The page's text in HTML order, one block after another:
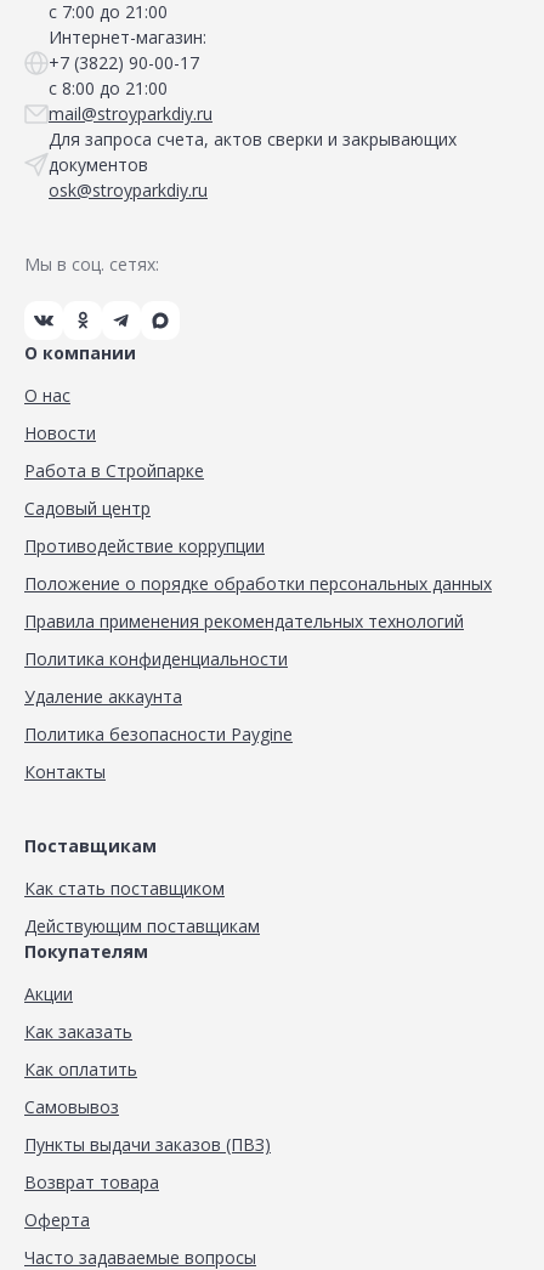
с 7:00 до 21:00
Интернет-магазин:
+7 (3822) 90-00-17
с 8:00 до 21:00
mail@stroyparkdiy.ru
Для запроса счета, актов сверки и закрывающих
документов
osk@stroyparkdiy.ru
Мы в соц. сетях:
О компании
О нас
Новости
Работа в Стройпарке
Садовый центр
Противодействие коррупции
Положение о порядке обработки персональных данных
Правила применения рекомендательных технологий
Политика конфиденциальности
Удаление аккаунта
Политика безопасности Paygine
Контакты
Поставщикам
Как стать поставщиком
Действующим поставщикам
Покупателям
Акции
Как заказать
Как оплатить
Самовывоз
Пункты выдачи заказов (ПВЗ)
Возврат товара
Оферта
Часто задаваемые вопросы